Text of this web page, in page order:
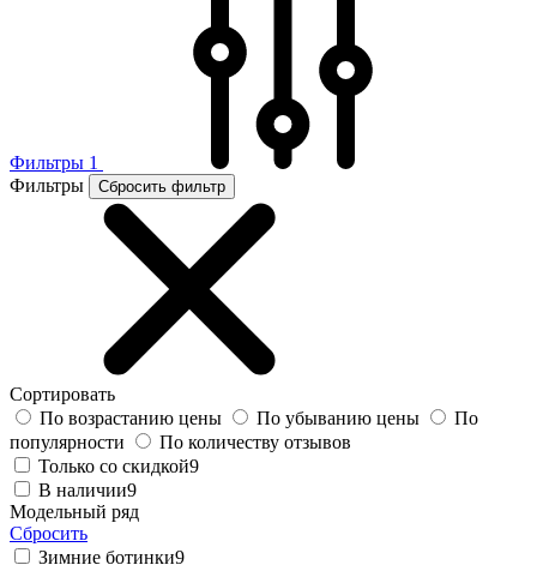
Фильтры 1
Фильтры
Сбросить фильтр
Сортировать
По возрастанию цены
По убыванию цены
По
популярности
По количеству отзывов
Только со скидкой9
В наличии9
Модельный ряд
Сбросить
Зимние ботинки9